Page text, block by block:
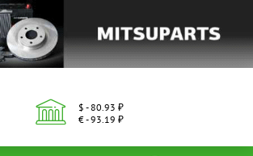
$ - 80.93 ₽
€ - 93.19 ₽